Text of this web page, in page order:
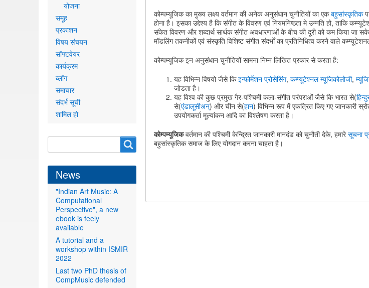
कोम्पम्यूजिक का मुख्य लक्ष्य वर्तमान की अनेक अनुसंधान चुनौतियों का एकबहुसांस्कृतिक
होना है। इसका उद्देश्य है कि संगीत के विवरण एवं नियमनिष्ठता मे उन्नति हो, ताकि
संकेत विवरण और शब्दार्थ सार्थक संगीत अवधारणाओं के बीच की दूरी को कम किया जा
मॉडलिंग तकनीकों एवं संस्कृति विशिष्ट संगीत संदर्भों का प्रतिनिधित्व करने वाले
कोम्पम्यूजिक इन अनुसंधान चुनौतियों सामना निम्न लिखित प्रकार से करता है:
यह विभिन्न विषयो जैसे किइन्फोर्मेशन प्रोसेसिंग, कम्प्यूटेश्नल म्यूजिकोलोजी,
जोडता है।
यह विश्व की कुछ प्रमुख गैर-पश्चिमी कला-संगीत परंपराओं जैसे कि भारत से(
से(एंडालूसीअन्) और चीन से(हान) विभिन्न रूप में एकत्रित किए गए जानकारी
उपयोगकर्ता मूल्यांकन आदि का विश्लेषण करता है।
कोम्पम्यूजिक वर्तमान की पश्चिमी केन्द्रित जानकारी मानदंड को चुनौती देके, हमारेसूचना
बहुसांस्कृतिक समाज के लिए योगदान करना चाहता है।
योजना
समूह
प्रकाशन
विषय संचयन
सॉफ्टवेयर
कार्यक्रम
ब्लॉग
समाचार
संदर्भ सूची
शामिल हो
form
News
"Indian Art Music: A
Computational
Perspective", a new
ebook is feely
available
A tutorial and a
workshop within ISMIR
2022
Last two PhD thesis of
CompMusic defended